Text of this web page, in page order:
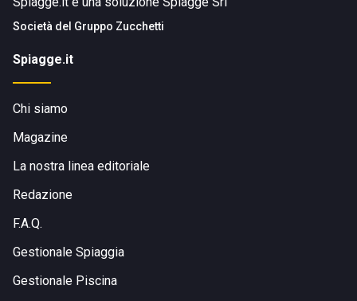
Società del Gruppo Zucchetti
Spiagge.it
Chi siamo
Magazine
La nostra linea editoriale
Redazione
F.A.Q.
Gestionale Spiaggia
Gestionale Piscina